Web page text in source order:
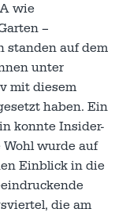
wie
–
standen auf dem
unter
mit diesem
haben. Ein
konnte Insider-
wurde auf
Einblick in die
die am